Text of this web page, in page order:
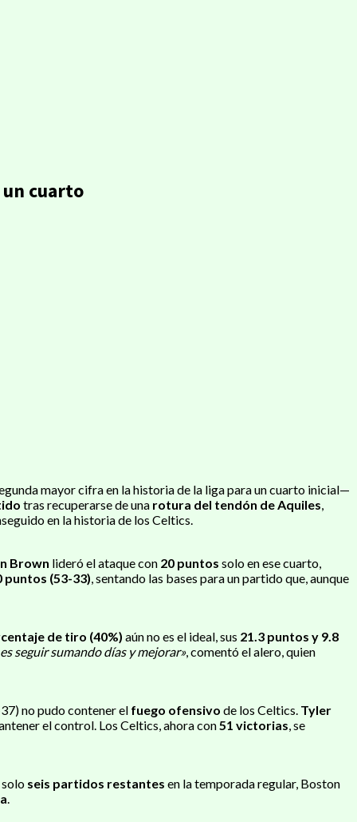
cuarto
mayor cifra en la historia de la liga para un cuarto inicial—
tras recuperarse de una rotura del tendón de Aquiles,
en la historia de los Celtics.
Brown lideró el ataque con 20 puntos solo en ese cuarto,
puntos (53-33), sentando las bases para un partido que, aunque
de tiro (40%) aún no es el ideal, sus 21.3 puntos y 9.8
seguir sumando días y mejorar», comentó el alero, quien
no pudo contener el fuego ofensivo de los Celtics. Tyler
el control. Los Celtics, ahora con51 victorias, se
solo seis partidos restantes en la temporada regular, Boston
.